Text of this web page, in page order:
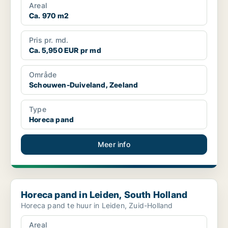
Areal
Ca. 970 m2
Pris pr. md.
Ca. 5,950 EUR pr md
Område
Schouwen-Duiveland, Zeeland
Type
Horeca pand
Meer info
Horeca pand in Leiden, South Holland
Horeca pand in Leiden, South Holland
Horeca pand te huur in Leiden, Zuid-Holland
Areal